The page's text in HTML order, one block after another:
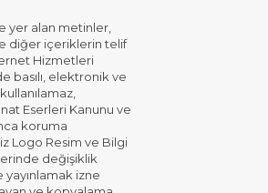
yer alan metinler,
diğer içeriklerin telif
Hizmetleri
basılı, elektronik ve
Eserleri Kanunu ve
koruma
Logo Resim ve Bilgi
değişiklik
izne